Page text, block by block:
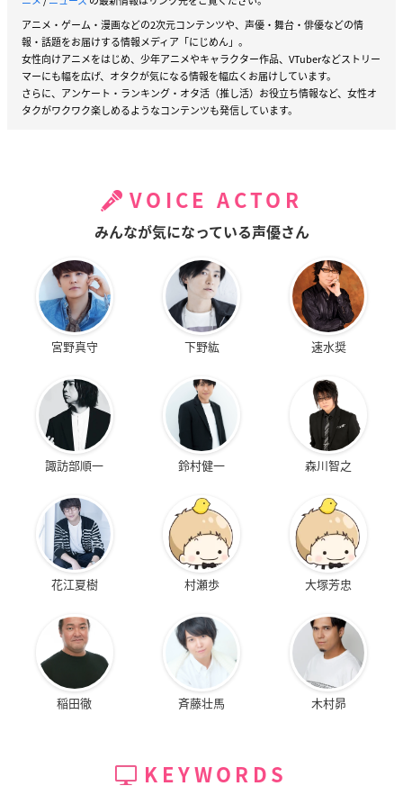
アニメ・ゲーム・漫画などの2次元コンテンツや、声優・舞台・俳優などの情
報・話題をお届けする情報メディア「にじめん」。
女性向けアニメをはじめ、少年アニメやキャラクター作品、VTuberなどストリー
マーにも幅を広げ、オタクが気になる情報を幅広くお届けしています。
さらに、アンケート・ランキング・オタ活（推し活）お役立ち情報など、女性オ
タクがワクワク楽しめるようなコンテンツも発信しています。
VOICE ACTOR
みんなが気になっている声優さん
宮野真守 下野紘 速水奨
諏訪部順一 鈴村健一 森川智之
花江夏樹 村瀬歩 大塚芳忠
稲田徹 斉藤壮馬 木村昴
KEYWORDS